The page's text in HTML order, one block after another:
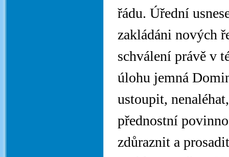
řádu. Úřední
zakládáni nových
schválení právě v
úlohu jemná
ustoupit,
přednostní
zdůraznit a